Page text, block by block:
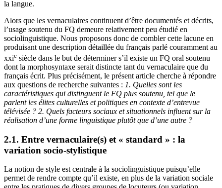
la langue.
Alors que les vernaculaires continuent d’être documentés et décrits,
l’usage soutenu du FQ demeure relativement peu étudié en
sociolinguistique. Nous proposons donc de combler cette lacune en
produisant une description détaillée du français parlé couramment au
xxie siècle dans le but de déterminer s’il existe un FQ oral soutenu
dont la morphosyntaxe serait distincte tant du vernaculaire que du
français écrit. Plus précisément, le présent article cherche à répondre
aux questions de recherche suivantes : 1. Quelles sont les
caractéristiques qui distinguent le FQ plus soutenu, tel que le
parlent les élites culturelles et politiques en contexte d’entrevue
télévisée ? 2. Quels facteurs sociaux et situationnels influent sur la
réalisation d’une forme linguistique plutôt que d’une autre ?
2.1. Entre vernaculaire(s) et « standard » : la
variation socio-stylistique
La notion de style est centrale à la sociolinguistique puisqu’elle
permet de rendre compte qu’il existe, en plus de la variation sociale